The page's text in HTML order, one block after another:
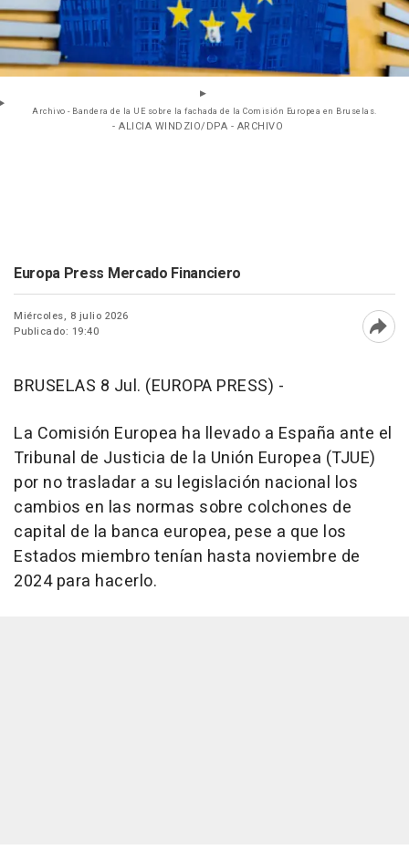
Archivo - Bandera de la UE sobre la fachada de la Comisión Europea en Bruselas.
- ALICIA WINDZIO/DPA - ARCHIVO
Europa Press Mercado Financiero
Miércoles, 8 julio 2026
Publicado: 19:40
BRUSELAS 8 Jul. (EUROPA PRESS) -
La Comisión Europea ha llevado a España ante el
Tribunal de Justicia de la Unión Europea (TJUE)
por no trasladar a su legislación nacional los
cambios en las normas sobre colchones de
capital de la banca europea, pese a que los
Estados miembro tenían hasta noviembre de
2024 para hacerlo.